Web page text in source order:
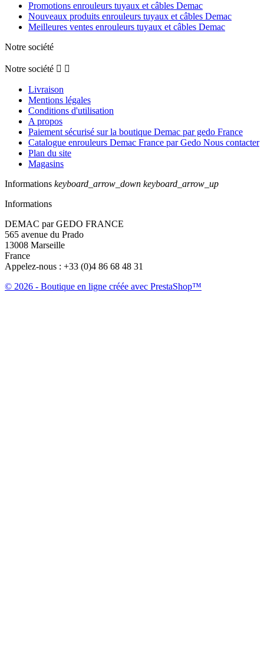
Promotions enrouleurs tuyaux et câbles Demac
Nouveaux produits enrouleurs tuyaux et câbles Demac
Meilleures ventes enrouleurs tuyaux et câbles Demac
Notre société
Notre société  
Livraison
Mentions légales
Conditions d'utilisation
A propos
Paiement sécurisé sur la boutique Demac par gedo France
Catalogue enrouleurs Demac France par Gedo Nous contacter
Plan du site
Magasins
Informations keyboard_arrow_down keyboard_arrow_up
Informations
DEMAC par GEDO FRANCE
565 avenue du Prado
13008 Marseille
France
Appelez-nous : +33 (0)4 86 68 48 31
© 2026 - Boutique en ligne créée avec PrestaShop™